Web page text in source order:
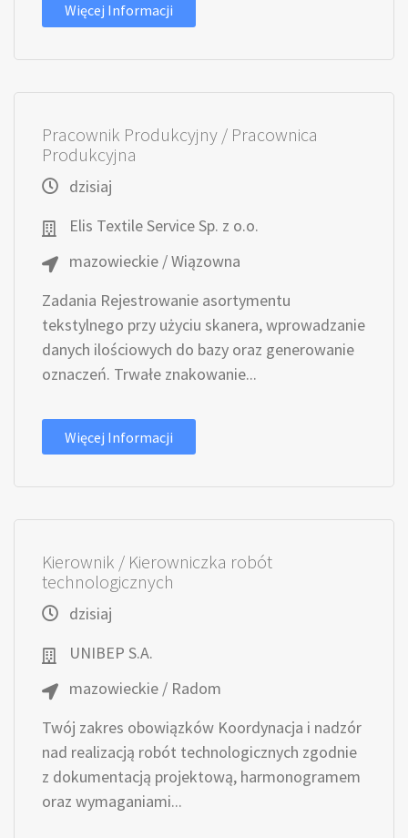
Więcej Informacji
Pracownik Produkcyjny / Pracownica
Produkcyjna
dzisiaj
Elis Textile Service Sp. z o.o.
mazowieckie / Wiązowna
Zadania Rejestrowanie asortymentu
tekstylnego przy użyciu skanera, wprowadzanie
danych ilościowych do bazy oraz generowanie
oznaczeń. Trwałe znakowanie...
Więcej Informacji
Kierownik / Kierowniczka robót
technologicznych
dzisiaj
UNIBEP S.A.
mazowieckie / Radom
Twój zakres obowiązków Koordynacja i nadzór
nad realizacją robót technologicznych zgodnie
z dokumentacją projektową, harmonogramem
oraz wymaganiami...